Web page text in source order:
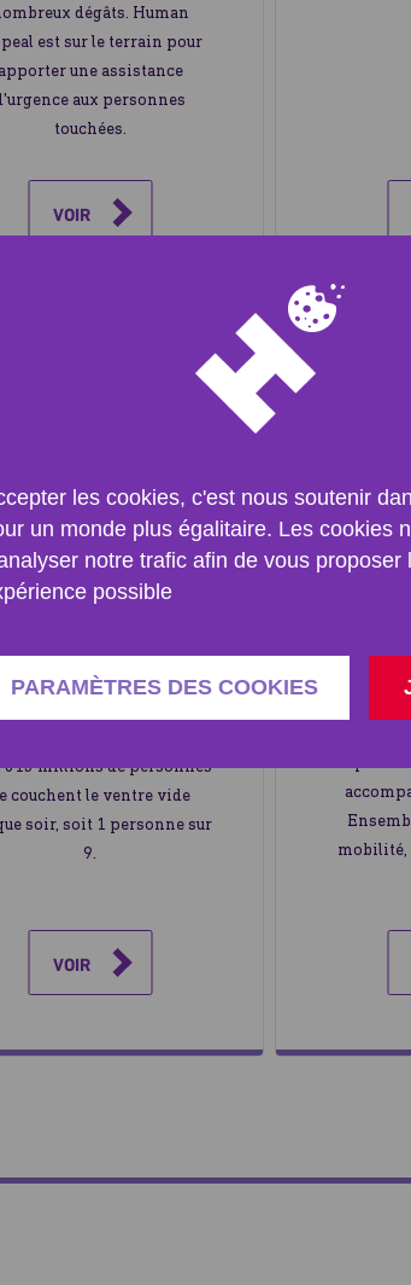
les cookies, c'est nous soutenir
un monde plus égalitaire. Les cookies
notre trafic afin de vous proposer
possible
PARAMÈTRES DES COOKIES
dégâts. Human
est sur le terrain pour
apporter une assistance
aux personnes
touchées.
VOIR
Fonds alimentaire
de nourriture
815 millions de personnes
couchent le ventre vide
soir, soit 1 personne sur
9.
VOIR
Aidez
mobilité,